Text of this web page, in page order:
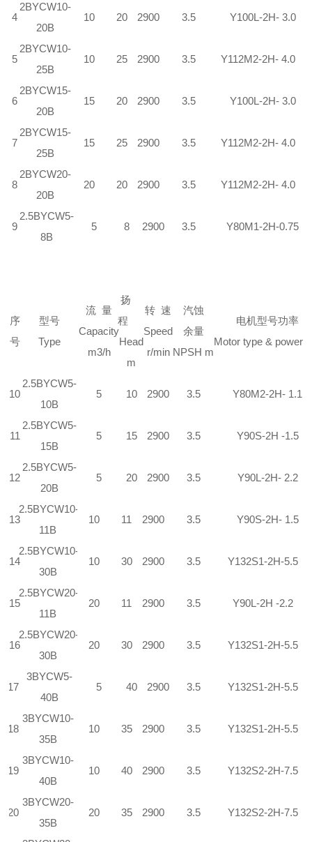
4
2BYCW10-
20B
10 20 2900 3.5 Y100L-2H- 3.0
5
2BYCW10-
25B
10 25 2900 3.5 Y112M2-2H- 4.0
6
2BYCW15-
20B
15 20 2900 3.5 Y100L-2H- 3.0
7
2BYCW15-
25B
15 25 2900 3.5 Y112M2-2H- 4.0
8
2BYCW20-
20B
20 20 2900 3.5 Y112M2-2H- 4.0
9
2.5BYCW5-
8B
5 8 2900 3.5 Y80M1-2H-0.75
序
号
型号
Type
流 量
Capacity
m3/h
扬
程
Head
m
转 速
Speed
r/min
汽蚀
余量
NPSH m
电机型号功率
Motor type & power
10
2.5BYCW5-
10B
5 10 2900 3.5 Y80M2-2H- 1.1
11
2.5BYCW5-
15B
5 15 2900 3.5 Y90S-2H -1.5
12
2.5BYCW5-
20B
5 20 2900 3.5 Y90L-2H- 2.2
13
2.5BYCW10-
11B
10 11 2900 3.5 Y90S-2H- 1.5
14
2.5BYCW10-
30B
10 30 2900 3.5 Y132S1-2H-5.5
15
2.5BYCW20-
11B
20 11 2900 3.5 Y90L-2H -2.2
16
2.5BYCW20-
30B
20 30 2900 3.5 Y132S1-2H-5.5
17
3BYCW5-
40B
5 40 2900 3.5 Y132S1-2H-5.5
18
3BYCW10-
35B
10 35 2900 3.5 Y132S1-2H-5.5
19
3BYCW10-
40B
10 40 2900 3.5 Y132S2-2H-7.5
20
3BYCW20-
35B
20 35 2900 3.5 Y132S2-2H-7.5